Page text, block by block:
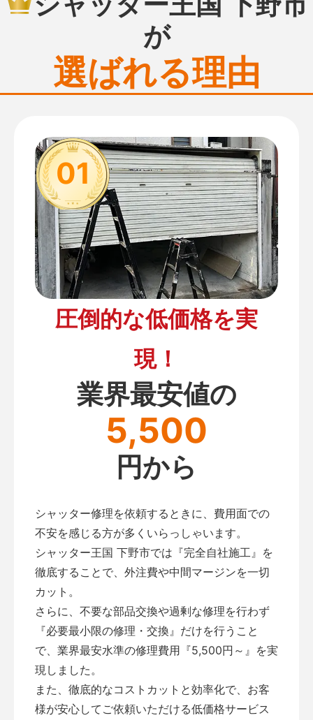
が
選ばれる理由
01
圧倒的な低価格を実
現！
業界最安値の
5,500
円から
シャッター修理を依頼するときに、費用面での
不安を感じる方が多くいらっしゃいます。
シャッター王国 下野市では『完全自社施工』を
徹底することで、外注費や中間マージンを一切
カット。
さらに、不要な部品交換や過剰な修理を行わず
『必要最小限の修理・交換』だけを行うこと
で、業界最安水準の修理費用『5,500円～』を実
現しました。
また、徹底的なコストカットと効率化で、お客
様が安心してご依頼いただける低価格サービス